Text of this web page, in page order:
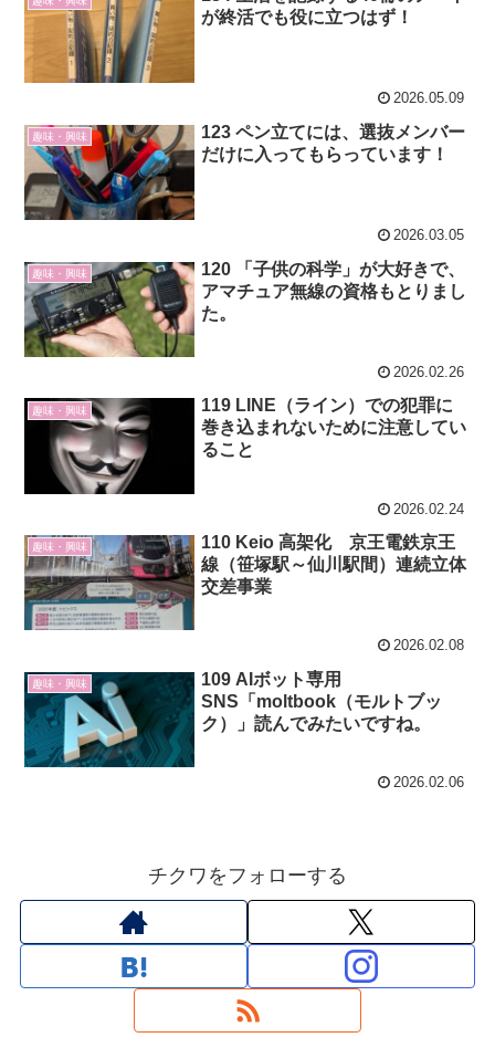
が終活でも役に立つはず！
2026.05.09
趣味・興味
123 ペン立てには、選抜メンバー
だけに入ってもらっています！
2026.03.05
趣味・興味
120 「子供の科学」が大好きで、
アマチュア無線の資格もとりまし
た。
2026.02.26
趣味・興味
119 LINE（ライン）での犯罪に
巻き込まれないために注意してい
ること
2026.02.24
趣味・興味
110 Keio 高架化 京王電鉄京王
線（笹塚駅～仙川駅間）連続立体
交差事業
2026.02.08
趣味・興味
109 AIボット専用
SNS「moltbook（モルトブッ
ク）」読んでみたいですね。
2026.02.06
チクワをフォローする